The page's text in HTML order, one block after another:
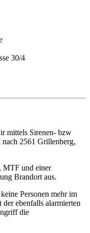
30/4
mittels Sirenen- bzw
2561 Grillenberg,
MTF und einer
Brandort aus.
Personen mehr im
der ebenfalls alarmierten
die